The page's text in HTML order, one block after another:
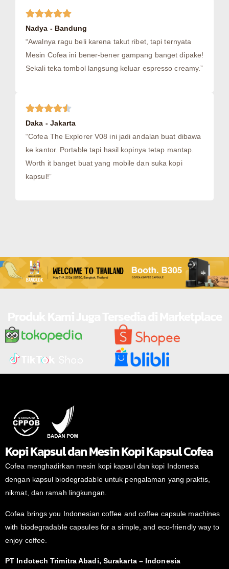
Nadya - Bandung
“Awalnya ragu beli karena takut ribet, tapi ternyata
Mesin Cofea ini bener-bener gampang banget dipake!
Sekali teka tombol langsung keluar espresso creamy.”
Daka - Jakarta
“Cofea The Explorer V08 ini jadi andalan buat dibawa
ke kantor. Portable tapi hasil kopinya tetap mantap.
Worth it banget buat yang mobile dan suka kopi
kapsul!”
Kopi Kapsul dan Mesin Kopi Kapsul Cofea
Cofea menghadirkan mesin kopi kapsul dan kopi Indonesia
dengan kapsul biodegradable untuk pengalaman yang praktis,
nikmat, dan ramah lingkungan.
Cofea brings you Indonesian coffee and coffee capsule machines
with biodegradable capsules for a simple, and eco-friendly way to
enjoy coffee.
PT Indotech Trimitra Abadi, Surakarta – Indonesia